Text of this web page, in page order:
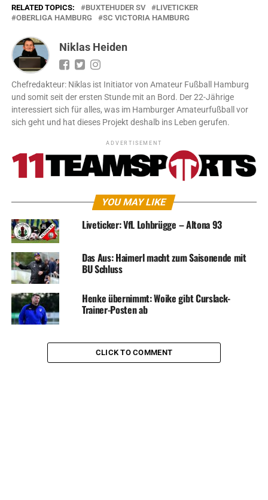
RELATED TOPICS: BUXTEHUDER SV
LIVETICKER
OBERLIGA HAMBURG
SC VICTORIA HAMBURG
Niklas Heiden
Chefredakteur: Niklas ist Initiator von Amateur Fußball Hamburg
und somit seit der ersten Stunde mit an Bord. Der 22-Jährige
interessiert sich für alles, was im Hamburger Amateurfußball vor
sich geht und hat dieses Projekt deshalb ins Leben gerufen.
ADVERTISEMENT
YOU MAY LIKE
Liveticker: VfL Lohbrügge – Altona 93
Das Aus: Haimerl macht zum Saisonende mit
BU Schluss
Henke übernimmt: Woike gibt Curslack-
Trainer-Posten ab
CLICK TO COMMENT